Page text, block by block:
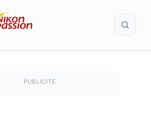
PUBLICITÉ